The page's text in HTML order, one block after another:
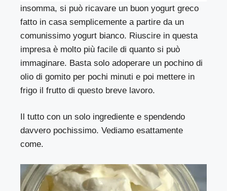
insomma, si può ricavare un buon yogurt greco
fatto in casa semplicemente a partire da un
comunissimo yogurt bianco. Riuscire in questa
impresa è molto più facile di quanto si può
immaginare. Basta solo adoperare un pochino di
olio di gomito per pochi minuti e poi mettere in
frigo il frutto di questo breve lavoro.
Il tutto con un solo ingrediente e spendendo
davvero pochissimo. Vediamo esattamente
come.